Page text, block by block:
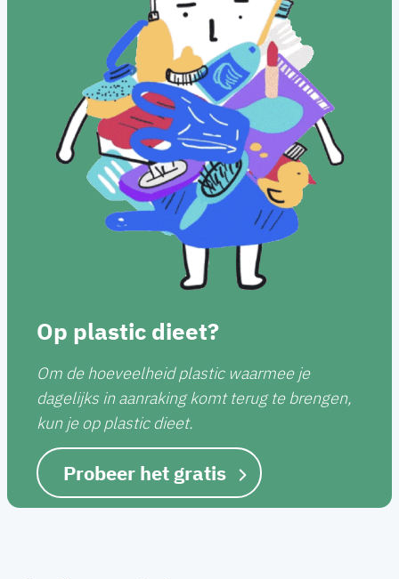
Op plastic dieet?
Om de hoeveelheid plastic waarmee je
dagelijks in aanraking komt terug te brengen,
kun je op plastic dieet.
Probeer het gratis